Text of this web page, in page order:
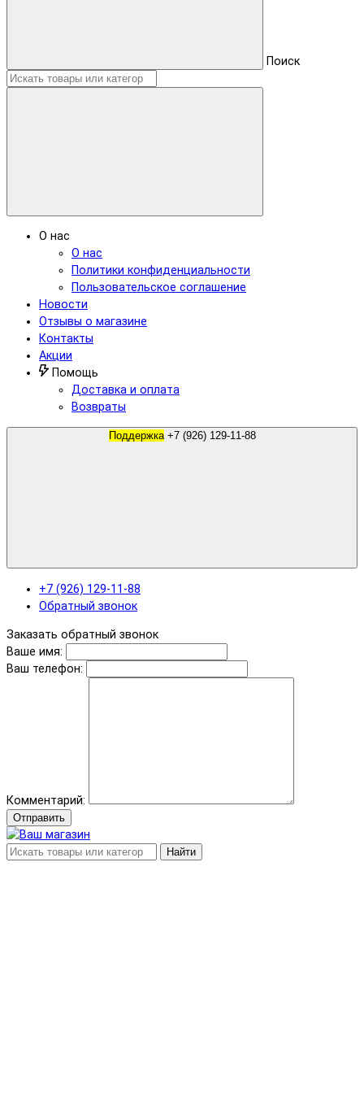
Поиск
О нас
О нас
Политики конфиденциальности
Пользовательское соглашение
Новости
Отзывы о магазине
Контакты
Акции
Помощь
Доставка и оплата
Возвраты
Поддержка +7 (926) 129-11-88
+7 (926) 129-11-88
Обратный звонок
Заказать обратный звонок
Ваше имя:
Ваш телефон:
Комментарий:
Отправить
Найти